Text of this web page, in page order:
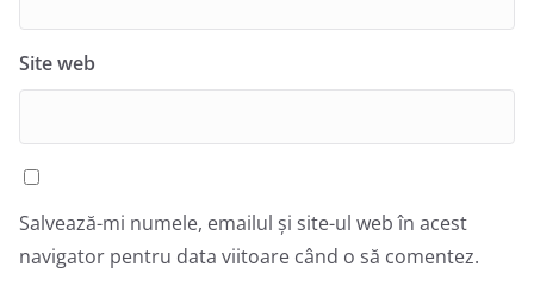
Site web
Salvează-mi numele, emailul și site-ul web în acest
navigator pentru data viitoare când o să comentez.